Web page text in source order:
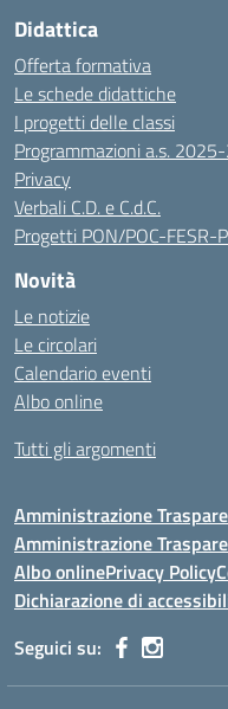
Didattica
Offerta formativa
Le schede didattiche
I progetti delle classi
Programmazioni a.s.
Privacy
Verbali C.D. e C.d.C.
Progetti PON/POC-FESR-
Novità
Le notizie
Le circolari
Calendario eventi
Albo online
Tutti gli argomenti
Amministrazione
Amministrazione
Albo onlinePrivacy Policy
Dichiarazione di
Seguici su: